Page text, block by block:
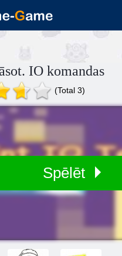
IO komandas
(Total 3)
Spēlēt